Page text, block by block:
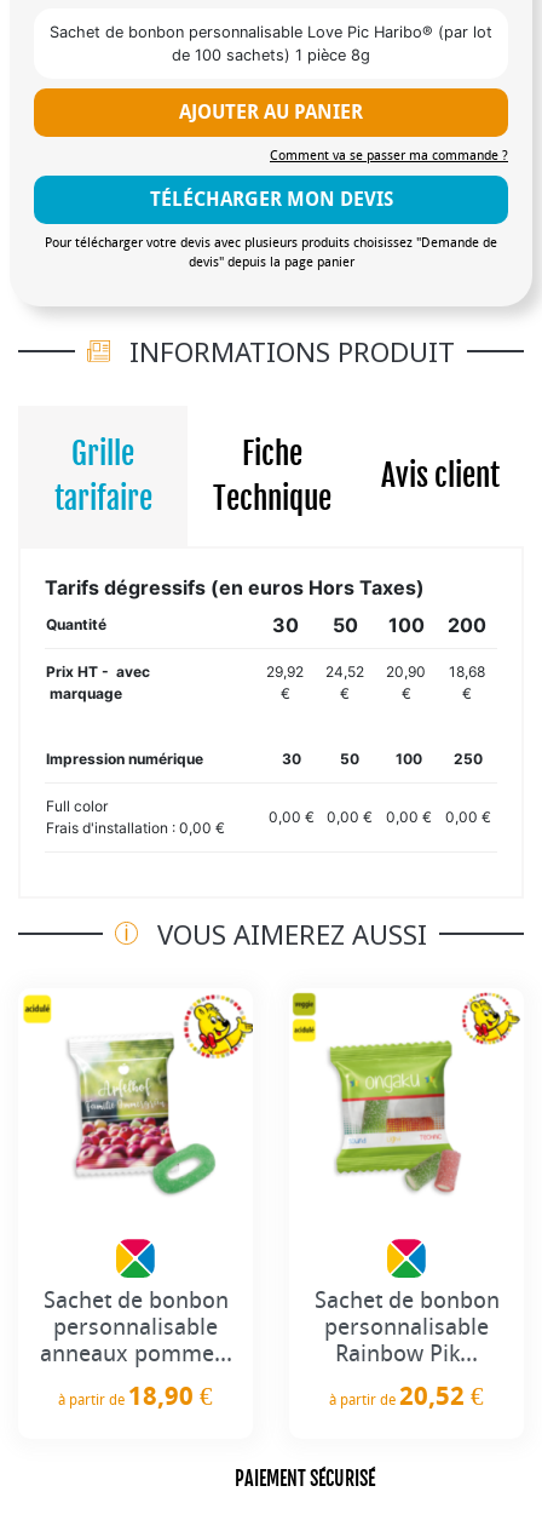
Sachet de bonbon personnalisable Love Pic Haribo® (par lot
de 100 sachets) 1 pièce 8g
AJOUTER AU PANIER
Comment va se passer ma commande ?
TÉLÉCHARGER MON DEVIS
Pour télécharger votre devis avec plusieurs produits choisissez "Demande de
devis" depuis la page panier
INFORMATIONS PRODUIT
Grille
tarifaire
Fiche
Technique
Avis client
Tarifs dégressifs (en euros Hors Taxes)
Quantité 30 50 100 200
Prix HT - avec
marquage
29,92
€
24,52
€
20,90
€
18,68
€
Impression numérique 30 50 100 250
Full color
Frais d'installation : 0,00 €
0,00 € 0,00 € 0,00 € 0,00 €
VOUS AIMEREZ AUSSI
Sachet de bonbon
personnalisable
anneaux pomme...
à partir de 18,90 €
Sachet de bonbon
personnalisable
Rainbow Pik...
à partir de 20,52 €
PAIEMENT SÉCURISÉ